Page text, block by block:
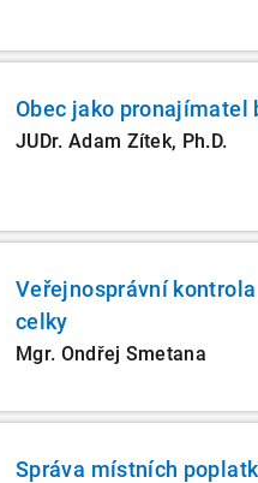
Obec jako pronajímatel
JUDr. Adam Zítek, Ph.D.
Veřejnosprávní
celky
Mgr. Ondřej Smetana
Správa místních